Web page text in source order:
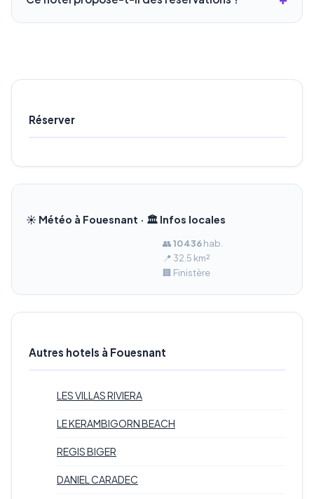
Réserver
☀️ Météo à Fouesnant · 🏛️ Infos locales
👥10 436hab.
📍 32.5 km²
🏢 Finistère
Autres hotels à Fouesnant
LES VILLAS RIVIERA
LE KERAMBIGORN BEACH
REGIS BIGER
DANIEL CARADEC